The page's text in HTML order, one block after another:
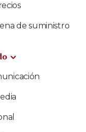
de suministro